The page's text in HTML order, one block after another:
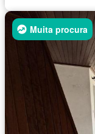
Muita procura